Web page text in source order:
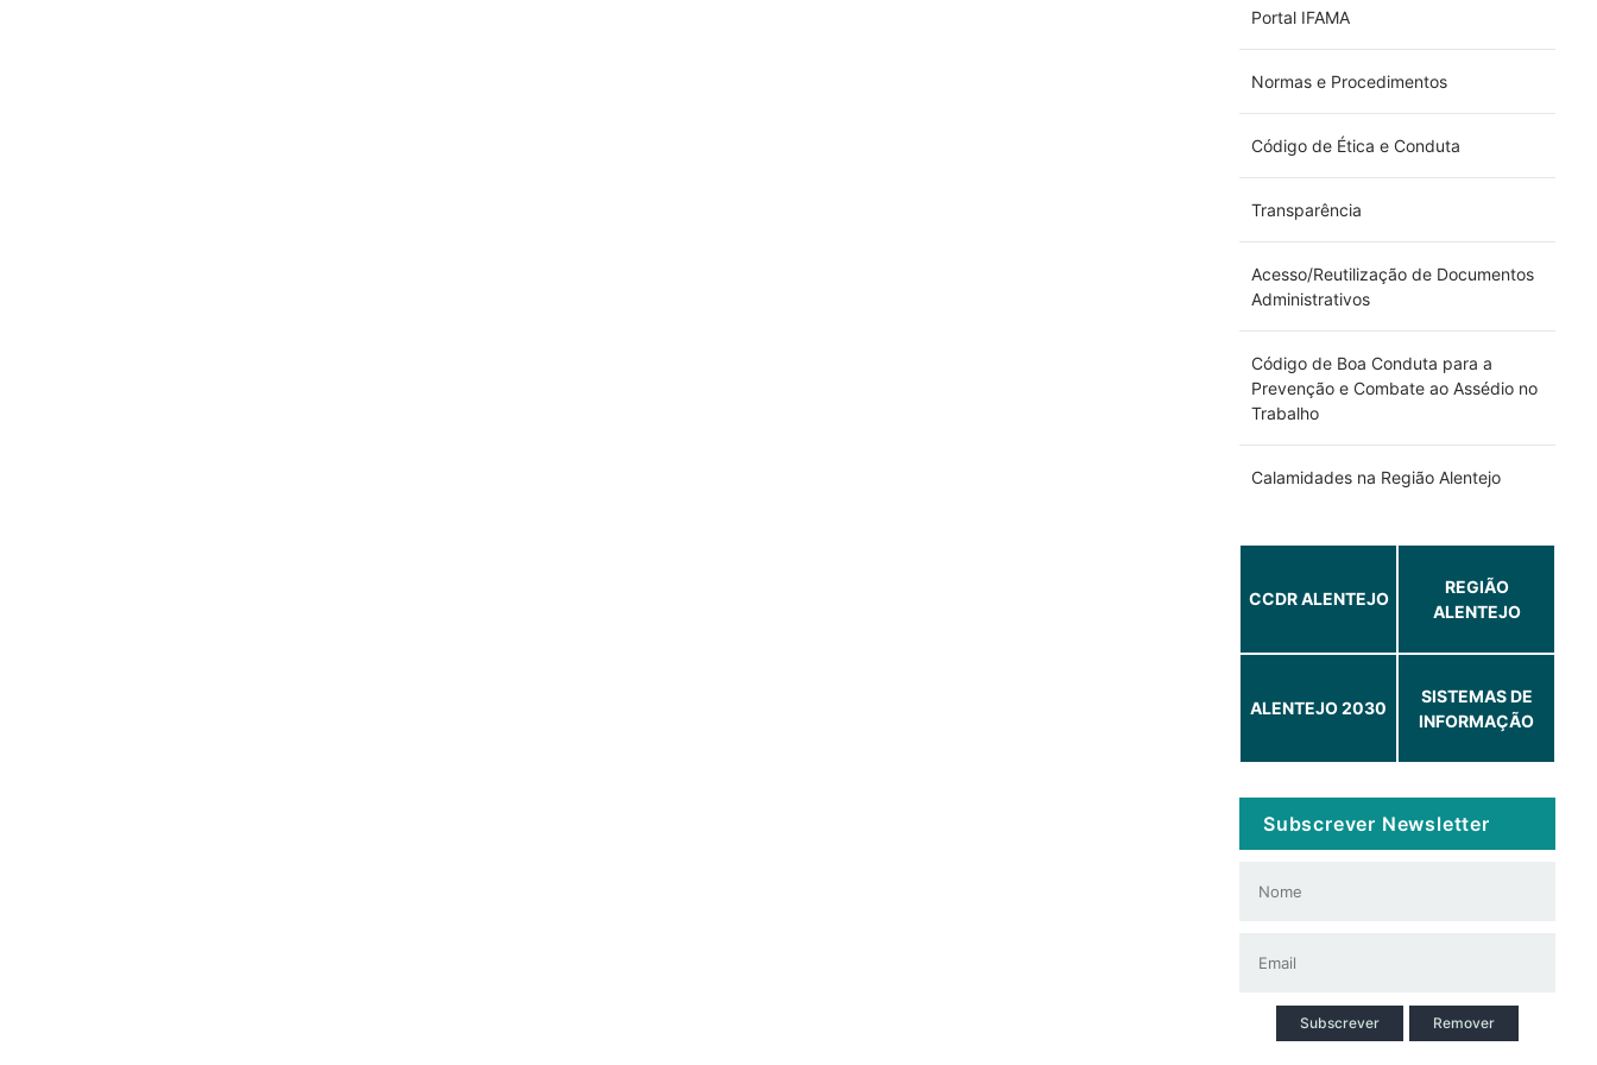
Portal IFAMA
Normas e Procedimentos
Código de Ética e Conduta
Transparência
Acesso/Reutilização de Documentos
Administrativos
Código de Boa Conduta para a
Prevenção e Combate ao Assédio no
Trabalho
Calamidades na Região Alentejo
CCDR ALENTEJO
REGIÃO
ALENTEJO
ALENTEJO 2030
SISTEMAS DE
INFORMAÇÃO
Subscrever Newsletter
Subscrever Remover